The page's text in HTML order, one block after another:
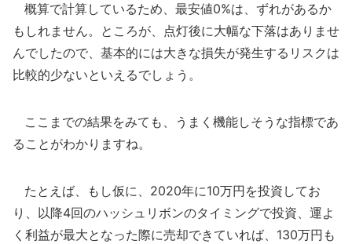
概算で計算しているため、最安値0%は、ずれがあるか
もしれません。ところが、点灯後に大幅な下落はありませ
んでしたので、基本的には大きな損失が発生するリスクは
比較的少ないといえるでしょう。
ここまでの結果をみても、うまく機能しそうな指標であ
ることがわかりますね。
たとえば、もし仮に、2020年に10万円を投資してお
り、以降4回のハッシュリボンのタイミングで投資、運よ
く利益が最大となった際に売却できていれば、130万円も